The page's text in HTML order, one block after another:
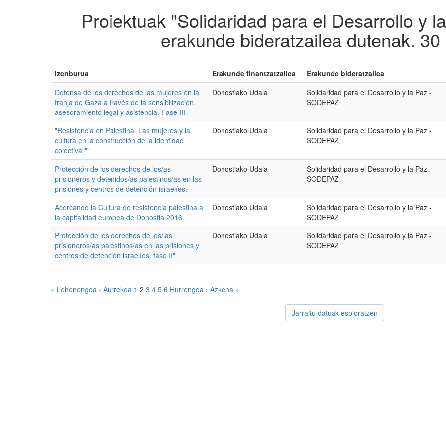
Proiektuak "Solidaridad para el Desarrollo y
erakunde bideratzailea dutenak.30
Izenburua Erakunde finantzatzailea
Erakunde bideratzailea
Defensa de los derechos de las mujeres en la
franja de Gaza a través de la sensibilización,
asesoramiento legal y asistencia. Fase III
Donostiako Udala
Solidaridad para el Desarrollo y la Paz -
SODEPAZ
"Resistencia en Palestina. Las mujeres y la
cultura en la construcción de la identidad
colectiva"""
Donostiako Udala
Solidaridad para el Desarrollo y la Paz -
SODEPAZ
Protección de los derechos de los/as
prisioneros y detenidos/as palestinos/as en las
prisiones y centros de detención israelíes.
Donostiako Udala
Solidaridad para el Desarrollo y la Paz -
SODEPAZ
Acercando la Cultura de resistencia palestina a
la capitalidad europea de Donostia 2016
Donostiako Udala
Solidaridad para el Desarrollo y la Paz -
SODEPAZ
Protección de los derechos de los/las
prisioneros/as palestinos/as en las prisiones y
centros de detención israelíes. fase II"
Donostiako Udala
Solidaridad para el Desarrollo y la Paz -
SODEPAZ
« Lehenengoa ‹ Aurrekoa 1 2 3 4 5 6 Hurrengoa › Azkena »
Jarraitu datuak esploratzen